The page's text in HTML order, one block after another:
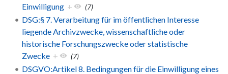
Einwilligung + (7)
DSG:§ 7. Verarbeitung für im öffentlichen Interesse
liegende Archivzwecke, wissenschaftliche oder
historische Forschungszwecke oder statistische
Zwecke + (7)
DSGVO:Artikel 8. Bedingungen für die Einwilligung eines